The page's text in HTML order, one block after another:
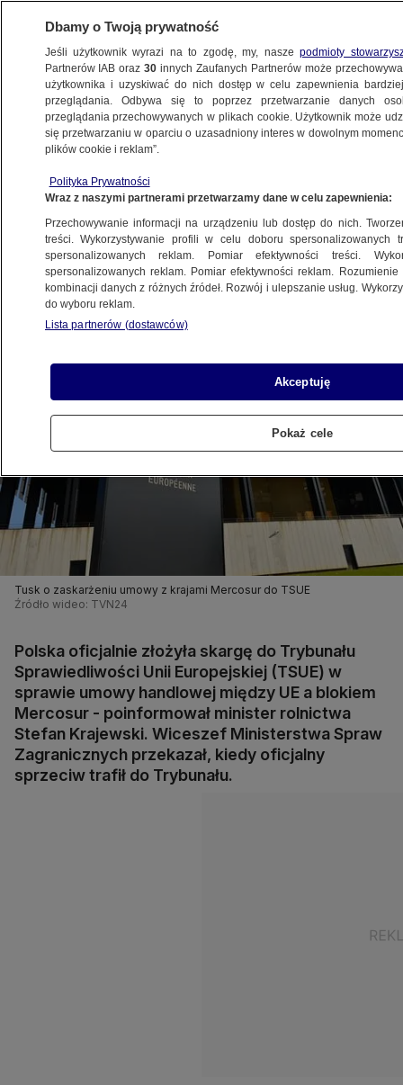
BIZNES
Z KRAJU
z krajami Mercosur
Oprac.Paulina Karpińska
11.05.2026, 10:48
Posłuchaj artykułu
Czyta lektor AI
Tusk o zaskarżeniu umowy z krajami Mercosur do TSUE
Źródło wideo: TVN24
Polska oficjalnie złożyła skargę do Trybunału
Sprawiedliwości Unii Europejskiej (TSUE) w
sprawie umowy handlowej między UE a blokiem
Mercosur - poinformował minister rolnictwa
Stefan Krajewski. Wiceszef Ministerstwa Spraw
Zagranicznych przekazał, kiedy oficjalny
sprzeciw trafił do Trybunału.
Dbamy o Twoją prywatność
Jeśli użytkownik wyrazi na to zgodę, my, naszepodmioty
Partnerów IAB oraz30 innych Zaufanych Partnerów może
użytkownika i uzyskiwać do nich dostęp w celu zapewnienia
przeglądania. Odbywa się to poprzez przetwarzanie danych
przeglądania przechowywanych w plikach cookie. Użytkownik może
się przetwarzaniu w oparciu o uzasadniony interes w dowolnym
plików cookie i reklam”.
Polityka Prywatności
Wraz z naszymi partnerami przetwarzamy dane w celu zapewnienia:
Przechowywanie informacji na urządzeniu lub dostęp do nich.
treści. Wykorzystywanie profili w celu doboru spersonalizowanych
spersonalizowanych reklam. Pomiar efektywności treści.
spersonalizowanych reklam. Pomiar efektywności reklam.
kombinacji danych z różnych źródeł. Rozwój i ulepszanie usług.
do wyboru reklam.
Lista partnerów (dostawców)
Akceptuję
Pokaż cele